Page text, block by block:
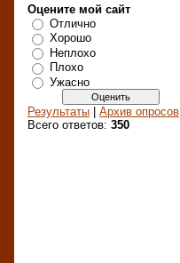
Оцените мой сайт
Отлично
Хорошо
Неплохо
Плохо
Ужасно
Результаты
Архив опросов
Всего ответов: 350